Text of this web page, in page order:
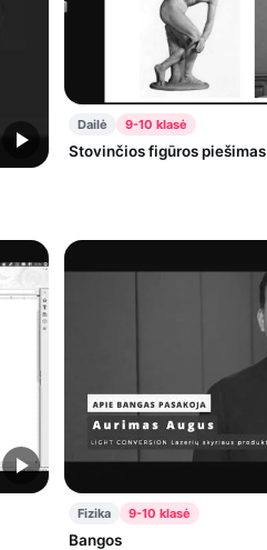
Dailė 9-10 klasė
Stovinčios figūros piešimas
Fizika 9-10 klasė
Bangos